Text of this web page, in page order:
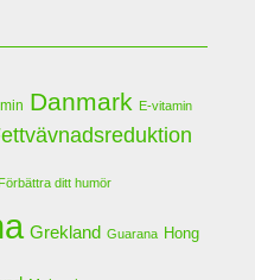
Danmark E-vitamin
Förbättra ditt humör
Grekland Guarana Hong